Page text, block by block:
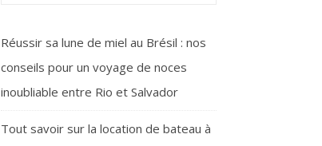
Réussir sa lune de miel au Brésil : nos
conseils pour un voyage de noces
inoubliable entre Rio et Salvador
Tout savoir sur la location de bateau à